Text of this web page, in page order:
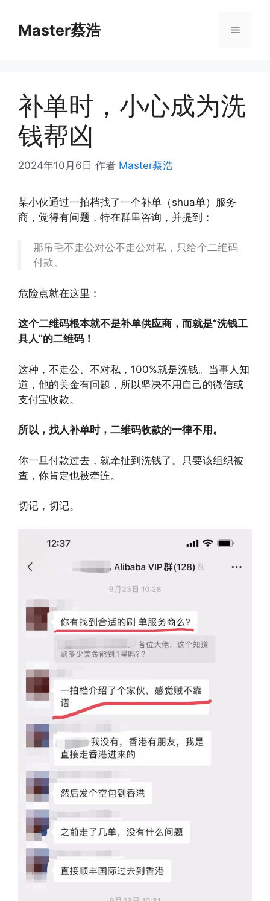
Master蔡浩 菜
补单时，小心成为洗
钱帮凶
2024年10月6日 作者 Master蔡浩
某小伙通过一拍档找了一个补单（shua单）服务
商，觉得有问题，特在群里咨询，并提到：
那吊毛不走公对公不走公对私，只给个二维码
付款。
危险点就在这里：
这个二维码根本就不是补单供应商，而就是“洗钱工
具人”的二维码！
这种，不走公、不对私，100%就是洗钱。当事人知
道，他的美金有问题，所以坚决不用自己的微信或
支付宝收款。
所以，找人补单时，二维码收款的一律不用。
你一旦付款过去，就牵扯到洗钱了。只要该组织被
查，你肯定也被牵连。
切记，切记。